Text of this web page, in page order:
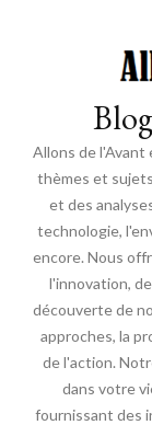
Allons de l'Avant
thèmes et
et des
technologie,
encore. Nous
l'innovation,
découverte de
approches, la
de l'action.
dans votre
fournissant des